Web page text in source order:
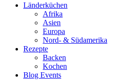
Länderküchen
Afrika
Asien
Europa
Nord- & Südamerika
Rezepte
Backen
Kochen
Blog Events